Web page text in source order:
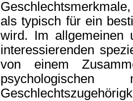
als typisch für ein
wird. Im allgemeinen
interessierenden
von einem